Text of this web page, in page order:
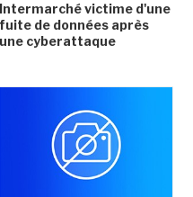
Intermarché victime d'une
fuite de données après
une cyberattaque